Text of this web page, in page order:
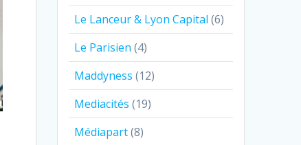
Le Lanceur & Lyon Capital (6)
Le Parisien (4)
Maddyness (12)
Mediacités (19)
Médiapart(8)